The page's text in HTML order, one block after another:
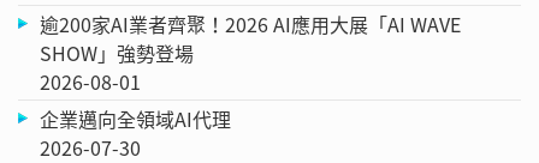
逾200家AI業者齊聚！2026 AI應用大展「AI WAVE
SHOW」強勢登場
2026-08-01
企業邁向全領域AI代理
2026-07-30